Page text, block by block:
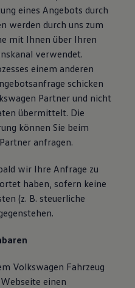
eines Angebots durch
werden durch uns zum
mit Ihnen über Ihren
verwendet.
einem anderen
schicken
Partner und nicht
übermittelt. Die
können Sie beim
anfragen.
wir Ihre Anfrage zu
haben, sofern keine
(z. B. steuerliche
Volkswagen Fahrzeug
einen